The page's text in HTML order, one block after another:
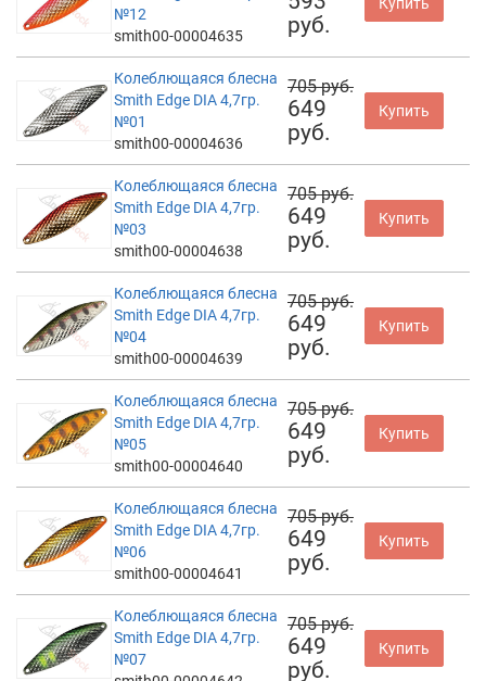
№12
smith00-00004635
руб.
Купить
Колеблющаяся блесна
Smith Edge DIA 4,7гр.
№01
smith00-00004636
705 руб.
649
руб.
Купить
Колеблющаяся блесна
Smith Edge DIA 4,7гр.
№03
smith00-00004638
705 руб.
649
руб.
Купить
Колеблющаяся блесна
Smith Edge DIA 4,7гр.
№04
smith00-00004639
705 руб.
649
руб.
Купить
Колеблющаяся блесна
Smith Edge DIA 4,7гр.
№05
smith00-00004640
705 руб.
649
руб.
Купить
Колеблющаяся блесна
Smith Edge DIA 4,7гр.
№06
smith00-00004641
705 руб.
649
руб.
Купить
Колеблющаяся блесна
Smith Edge DIA 4,7гр.
№07
705 руб.
649
руб.
Купить